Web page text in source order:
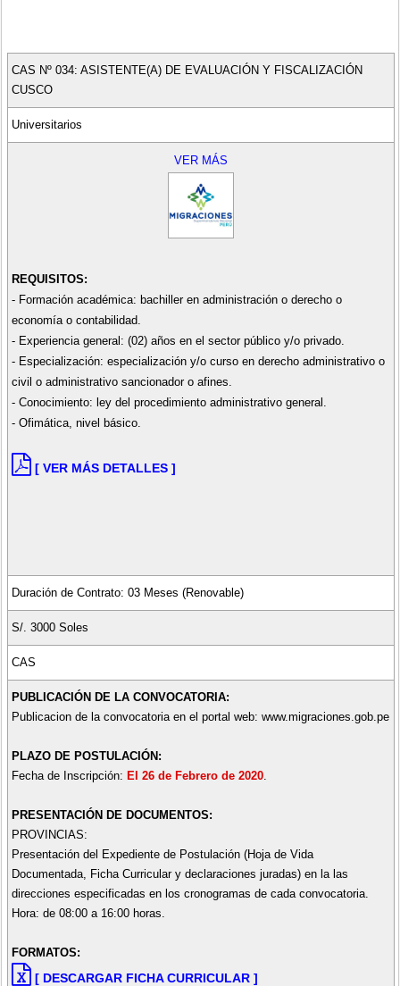
CAS Nº 034: ASISTENTE(A) DE EVALUACIÓN Y FISCALIZACIÓN
CUSCO
Universitarios
VER MÁS
REQUISITOS:
- Formación académica: bachiller en administración o derecho o
economía o contabilidad.
- Experiencia general: (02) años en el sector público y/o privado.
- Especialización: especialización y/o curso en derecho administrativo o
civil o administrativo sancionador o afines.
- Conocimiento: ley del procedimiento administrativo general.
- Ofimática, nivel básico.
[ VER MÁS DETALLES ]
Duración de Contrato: 03 Meses (Renovable)
S/. 3000 Soles
CAS
PUBLICACIÓN DE LA CONVOCATORIA:
Publicacion de la convocatoria en el portal web: www.migraciones.gob.pe
PLAZO DE POSTULACIÓN:
Fecha de Inscripción: El 26 de Febrero de 2020.
PRESENTACIÓN DE DOCUMENTOS:
PROVINCIAS:
Presentación del Expediente de Postulación (Hoja de Vida
Documentada, Ficha Curricular y declaraciones juradas) en la las
direcciones especificadas en los cronogramas de cada convocatoria.
Hora: de 08:00 a 16:00 horas.
FORMATOS:
[ DESCARGAR FICHA CURRICULAR ]